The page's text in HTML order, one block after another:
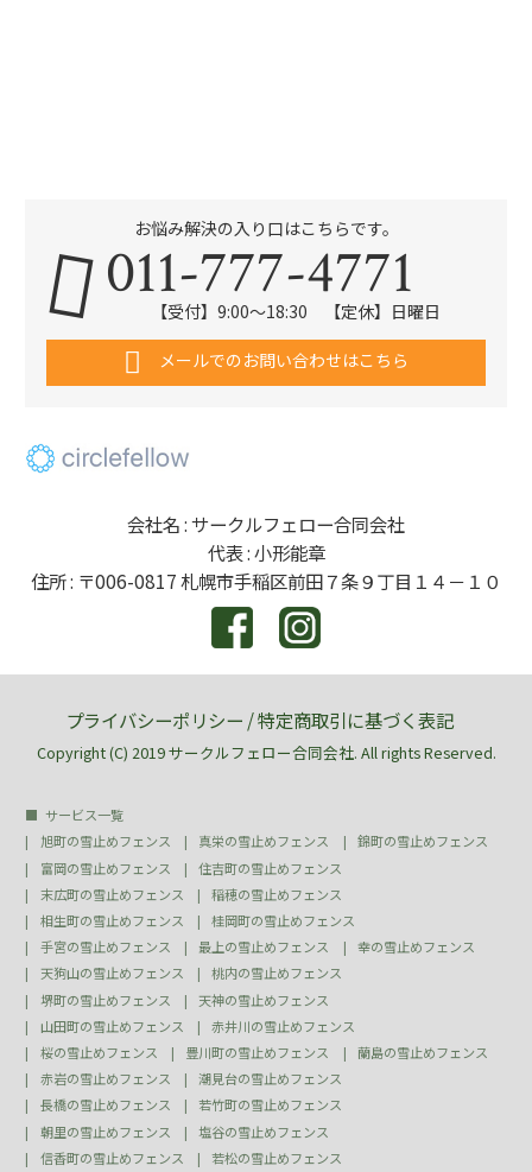
会社名 : サークルフェロー合同会社
代表 : 小形能章
住所 : 〒006-0817 札幌市手稲区前田７条９丁目１４－１０
お悩み解決の入り口はこちらです。
011-777-4771
【受付】9:00～18:30 【定休】日曜日
メールでのお問い合わせはこちら
プライバシーポリシー /特定商取引に基づく表記
Copyright (C) 2019 サークルフェロー合同会社. All rights Reserved.
サービス一覧
旭町の雪止めフェンス
真栄の雪止めフェンス
錦町の雪止めフェンス
富岡の雪止めフェンス
住吉町の雪止めフェンス
末広町の雪止めフェンス
稲穂の雪止めフェンス
相生町の雪止めフェンス
桂岡町の雪止めフェンス
手宮の雪止めフェンス
最上の雪止めフェンス
幸の雪止めフェンス
天狗山の雪止めフェンス
桃内の雪止めフェンス
堺町の雪止めフェンス
天神の雪止めフェンス
山田町の雪止めフェンス
赤井川の雪止めフェンス
桜の雪止めフェンス
豊川町の雪止めフェンス
蘭島の雪止めフェンス
赤岩の雪止めフェンス
潮見台の雪止めフェンス
長橋の雪止めフェンス
若竹町の雪止めフェンス
朝里の雪止めフェンス
塩谷の雪止めフェンス
信香町の雪止めフェンス
若松の雪止めフェンス